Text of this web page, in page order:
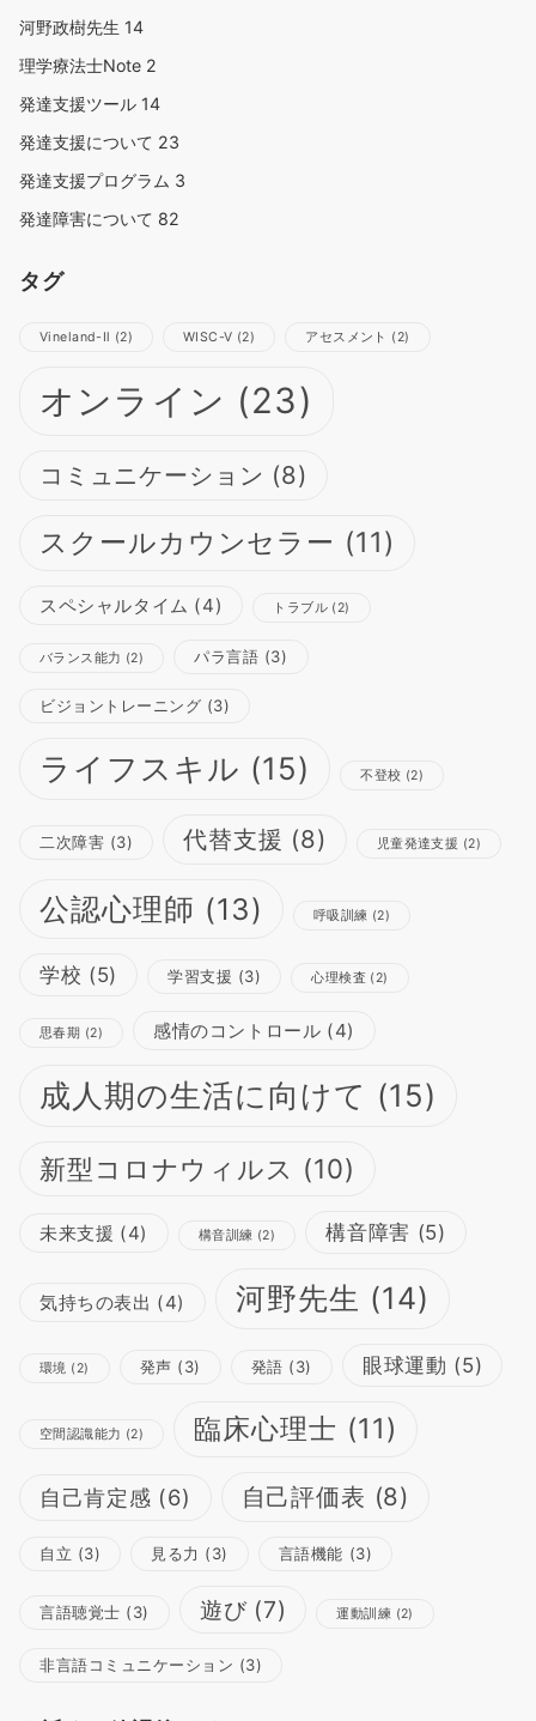
河野政樹先生 14
理学療法士Note 2
発達支援ツール 14
発達支援について 23
発達支援プログラム 3
発達障害について 82
タグ
Vineland-Ⅱ (2) WISC-Ⅴ (2) アセスメント (2)
オンライン (23)
コミュニケーション (8)
スクールカウンセラー (11)
スペシャルタイム (4) トラブル (2)
バランス能力 (2) パラ言語 (3)
ビジョントレーニング (3)
ライフスキル (15) 不登校 (2)
二次障害 (3) 代替支援 (8) 児童発達支援 (2)
公認心理師 (13) 呼吸訓練 (2)
学校 (5) 学習支援 (3) 心理検査 (2)
思春期 (2) 感情のコントロール (4)
成人期の生活に向けて (15)
新型コロナウィルス (10)
未来支援 (4) 構音訓練 (2) 構音障害 (5)
気持ちの表出 (4) 河野先生 (14)
環境 (2) 発声 (3) 発語 (3) 眼球運動 (5)
空間認識能力 (2) 臨床心理士 (11)
自己肯定感 (6) 自己評価表 (8)
自立 (3) 見る力 (3) 言語機能 (3)
言語聴覚士 (3) 遊び(7) 運動訓練 (2)
非言語コミュニケーション (3)